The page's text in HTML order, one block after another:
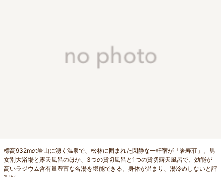
標高932mの岩山に湧く温泉で、松林に囲まれた閑静な一軒宿が「岩寿荘」。男
女別大浴場と露天風呂のほか、3つの貸切風呂と1つの貸切露天風呂で、効能が
高いラジウム含有量豊富な名湯を堪能できる。身体が温まり、湯冷めしないと評